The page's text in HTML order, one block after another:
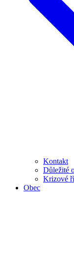
Kontakt
Důležité
Krizové
Obec